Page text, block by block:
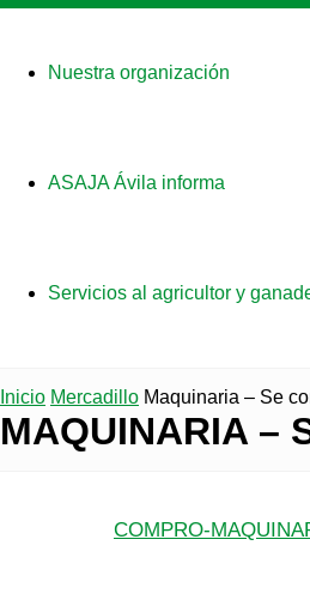
Nuestra organización
ASAJA Ávila informa
Servicios al agricultor y
Inicio Mercadillo Maquinaria – Se
MAQUINARIA –
COMPRO-